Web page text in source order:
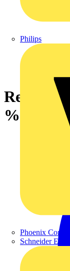
Philips
Phoenix Contact
Schneider
%, 1